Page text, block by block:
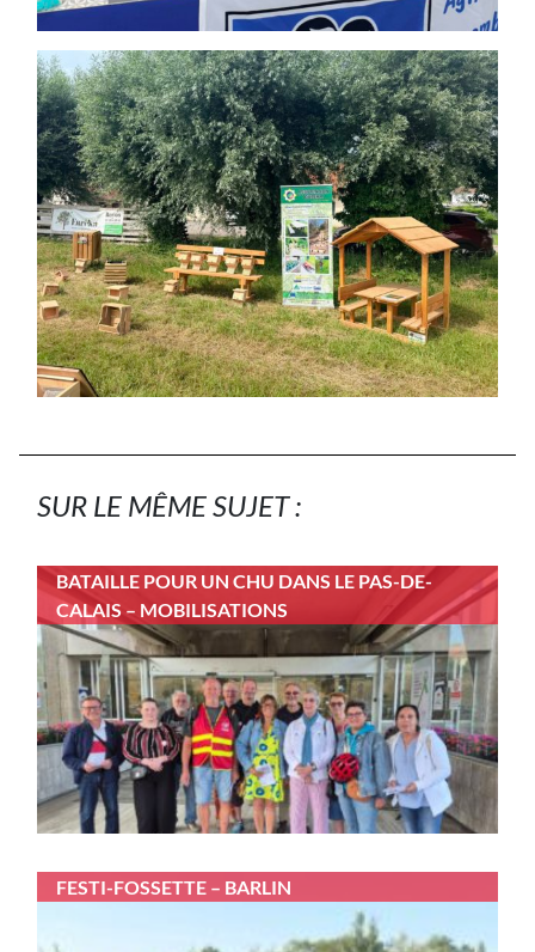
SUR LE MÊME SUJET :
BATAILLE POUR UN CHU DANS LE PAS-DE-
CALAIS – MOBILISATIONS
FESTI-FOSSETTE – BARLIN